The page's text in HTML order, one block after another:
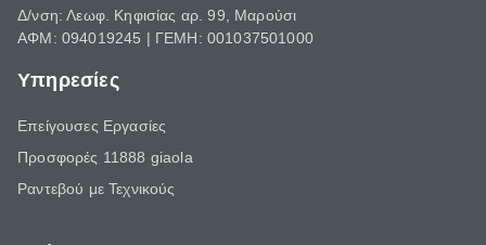
Δ/νση: Λεωφ. Κηφισίας αρ. 99, Μαρούσι
ΑΦΜ: 094019245 | ΓΕΜΗ: 001037501000
Υπηρεσίες
Επείγουσες Εργασίες
Προσφορές 11888 giaola
Ραντεβού με Τεχνικούς